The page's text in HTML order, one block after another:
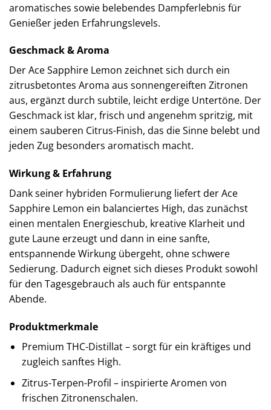
aromatisches sowie belebendes Dampferlebnis für
Genießer jeden Erfahrungslevels.
Geschmack & Aroma
Der Ace Sapphire Lemon zeichnet sich durch ein
zitrusbetontes Aroma aus sonnengereiften Zitronen
aus, ergänzt durch subtile, leicht erdige Untertöne. Der
Geschmack ist klar, frisch und angenehm spritzig, mit
einem sauberen Citrus-Finish, das die Sinne belebt und
jeden Zug besonders aromatisch macht.
Wirkung & Erfahrung
Dank seiner hybriden Formulierung liefert der Ace
Sapphire Lemon ein balanciertes High, das zunächst
einen mentalen Energieschub, kreative Klarheit und
gute Laune erzeugt und dann in eine sanfte,
entspannende Wirkung übergeht, ohne schwere
Sedierung. Dadurch eignet sich dieses Produkt sowohl
für den Tagesgebrauch als auch für entspannte
Abende.
Produktmerkmale
Premium THC-Distillat – sorgt für ein kräftiges und
zugleich sanftes High.
Zitrus-Terpen-Profil – inspirierte Aromen von
frischen Zitronenschalen.